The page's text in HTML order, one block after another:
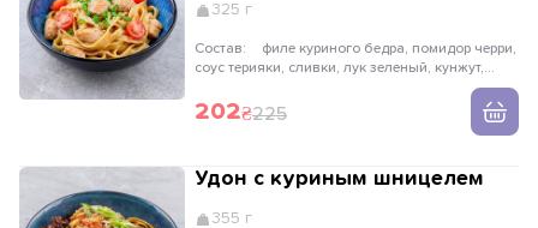
325 г
Состав:
соус терияки, сливки, лук зеленый, кунжут,
202 225
Удон с куриным шницелем
355 г